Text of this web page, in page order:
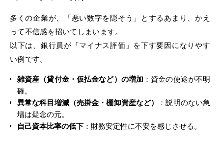
多くの企業が、「悪い数字を隠そう」とするあまり、かえ
って不信感を招いてしまいます。
以下は、銀行員が「マイナス評価」を下す要因になりやす
い例です。
雑資産（貸付金・仮払金など）の増加 ：資金の使途が不明
確。
異常な科目増減（売掛金・棚卸資産など）
：説明のない急
増は疑念の元。
自己資本比率の低下 ：財務安定性に不安を感じさせる。